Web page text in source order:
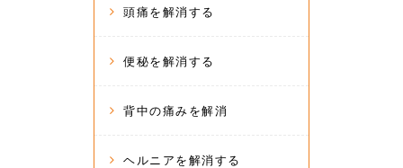
頭痛を解消する
便秘を解消する
背中の痛みを解消
ヘルニアを解消する